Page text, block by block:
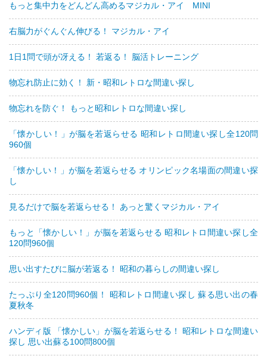
もっと集中力をどんどん高めるマジカル・アイ MINI
右脳力がぐんぐん伸びる！ マジカル・アイ
1日1問で頭が冴える！ 若返る！ 脳活トレーニング
物忘れ防止に効く！ 新・昭和レトロな間違い探し
物忘れを防ぐ！ もっと昭和レトロな間違い探し
「懐かしい！」が脳を若返らせる 昭和レトロ間違い探し全120問
960個
「懐かしい！」が脳を若返らせる オリンピック名場面の間違い探
し
見るだけで脳を若返らせる！ あっと驚くマジカル・アイ
もっと「懐かしい！」が脳を若返らせる 昭和レトロ間違い探し全
120問960個
思い出すたびに脳が若返る！ 昭和の暮らしの間違い探し
たっぷり全120問960個！ 昭和レトロ間違い探し 蘇る思い出の春
夏秋冬
ハンディ版 「懐かしい」が脳を若返らせる！ 昭和レトロな間違い
探し 思い出蘇る100問800個